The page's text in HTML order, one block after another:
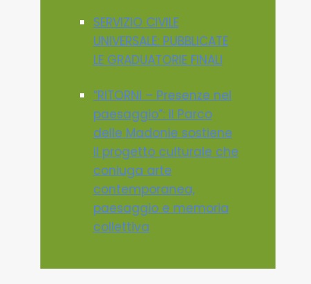
SERVIZIO CIVILE
UNIVERSALE: PUBBLICATE
LE GRADUATORIE FINALI
“RITORNI – Presenze nel
paesaggio”: il Parco
delle Madonie sostiene
il progetto culturale che
coniuga arte
contemporanea,
paesaggio e memoria
collettiva